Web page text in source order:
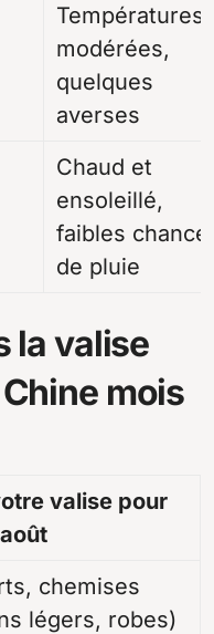
Températures
modérées,
quelques
averses
Chaud et
ensoleillé,
faibles
de pluie
la valise
mois
valise pour
chemises
légers, robes)